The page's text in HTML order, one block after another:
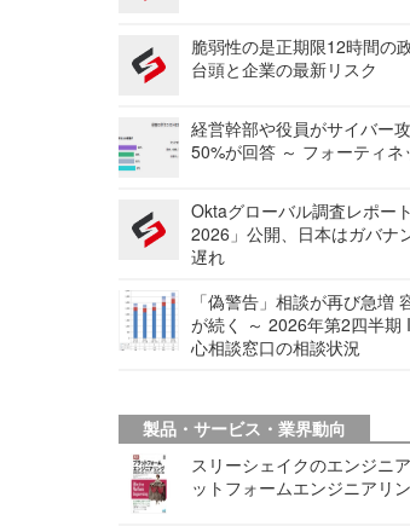
脆弱性の是正期限12時間の
台頭と企業の最新リスク
経営幹部や役員がサイバー
50%が回答 ～ フォーティネ
Oktaグローバル調査レポー
2026」公開、日本はガバナ
遅れ
「偽警告」相談が再び急増
が続く ～ 2026年第2四半期
心相談窓口の相談状況
製品・サービス・業界動向
スリーシェイクのエンジニ
ットフォームエンジニアリ